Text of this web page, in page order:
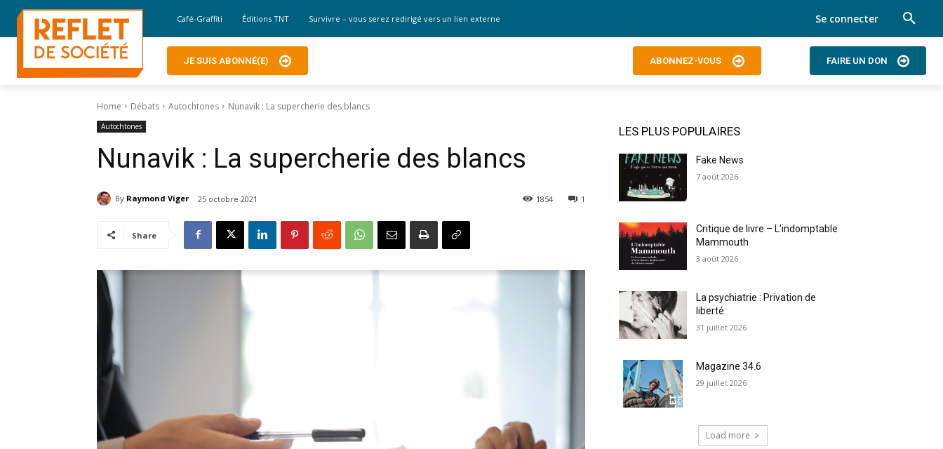
Café-Graffiti Éditions TNT Survivre – vous serez redirigé vers un lien externe Se connecter
JE SUIS ABONNÉ(E) ABONNEZ-VOUS FAIRE UN DON
Home Débats Autochtones Nunavik : La supercherie des blancs
Autochtones
Nunavik : La supercherie des blancs
By Raymond Viger 25 octobre 2021 1
1854
Share
LES PLUS POPULAIRES
Fake News
7 août 2026
Critique de livre – L’indomptable
Mammouth
3 août 2026
La psychiatrie : Privation de
liberté
31 juillet 2026
Magazine 34.6
29 juillet 2026
Load more